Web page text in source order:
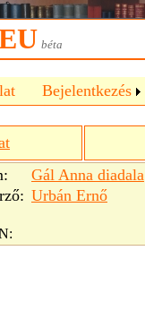
béta
Bejelentkezés
Gál Anna diadala
Urbán Ernő